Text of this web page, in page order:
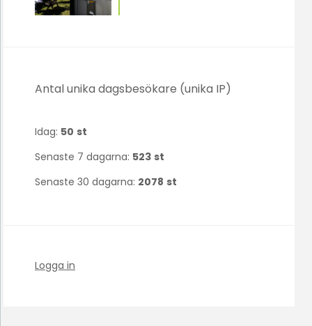
Antal unika dagsbesökare (unika IP)
Idag: 50 st
Senaste 7 dagarna: 523 st
Senaste 30 dagarna: 2078 st
Logga in